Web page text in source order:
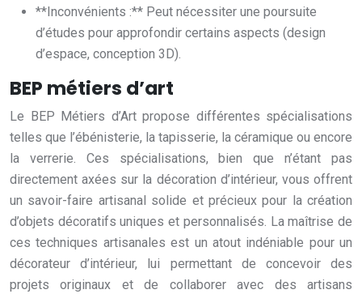
**Inconvénients :** Peut nécessiter une poursuite
d’études pour approfondir certains aspects (design
d’espace, conception 3D).
BEP métiers d’art
Le BEP Métiers d’Art propose différentes spécialisations
telles que l’ébénisterie, la tapisserie, la céramique ou encore
la verrerie. Ces spécialisations, bien que n’étant pas
directement axées sur la décoration d’intérieur, vous offrent
un savoir-faire artisanal solide et précieux pour la création
d’objets décoratifs uniques et personnalisés. La maîtrise de
ces techniques artisanales est un atout indéniable pour un
décorateur d’intérieur, lui permettant de concevoir des
projets originaux et de collaborer avec des artisans